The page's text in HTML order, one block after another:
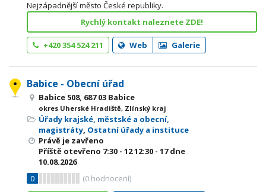
Nejzápadnější město České republiky.
Rychlý kontakt naleznete ZDE!
+420 354 524 211 Web Galerie
Babice - Obecní úřad
Babice 508, 687 03 Babice
okres Uherské Hradiště, Zlínský kraj
Úřady krajské, městské a obecní,
magistráty, Ostatní úřady a instituce
Právě je zavřeno
Příště otevřeno 7:30 - 1212:30 - 17dne
10.08.2026
0
(0 hodnocení)